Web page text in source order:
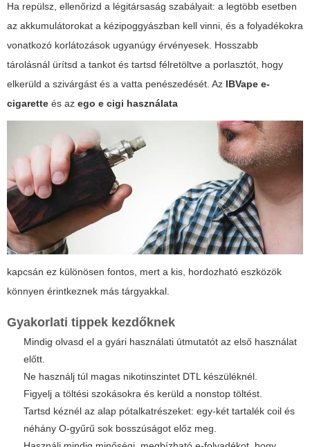
Ha repülsz, ellenőrizd a légitársaság szabályait: a legtöbb esetben
az akkumulátorokat a kézipoggyászban kell vinni, és a folyadékokra
vonatkozó korlátozások ugyanúgy érvényesek. Hosszabb
tárolásnál ürítsd a tankot és tartsd félretöltve a porlasztót, hogy
elkerüld a szivárgást és a vatta penészedését. Az IBVape e-
cigarette és az ego e cigi használata
kapcsán ez különösen fontos, mert a kis, hordozható eszközök
könnyen érintkeznek más tárgyakkal.
Gyakorlati tippek kezdőknek
Mindig olvasd el a gyári használati útmutatót az első használat
előtt.
Ne használj túl magas nikotinszintet DTL készüléknél.
Figyelj a töltési szokásokra és kerüld a nonstop töltést.
Tartsd kéznél az alap pótalkatrészeket: egy-két tartalék coil és
néhány O-gyűrű sok bosszúságot előz meg.